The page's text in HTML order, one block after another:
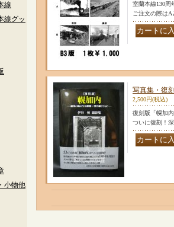
線
線グッ
小物他
室蘭本線130周
ご注文の際は
写真集・復
2,500円(税込)
復刻版「幌加
ついに復刻！